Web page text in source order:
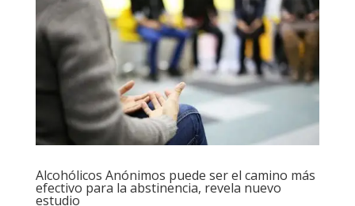
Alcohólicos Anónimos puede ser el camino más
efectivo para la abstinencia, revela nuevo
estudio